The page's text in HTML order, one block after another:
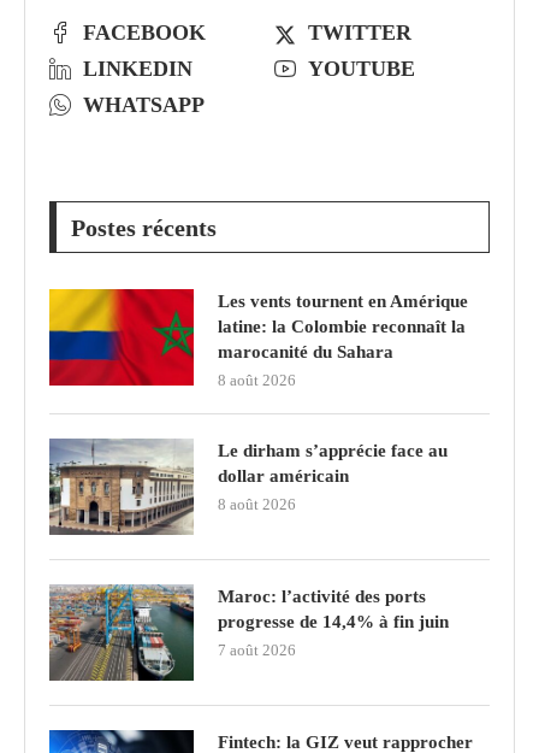
FACEBOOK
TWITTER
LINKEDIN
YOUTUBE
WHATSAPP
Postes récents
Les vents tournent en Amérique
latine: la Colombie reconnaît la
marocanité du Sahara
8 août 2026
Le dirham s’apprécie face au
dollar américain
8 août 2026
Maroc: l’activité des ports
progresse de 14,4% à fin juin
7 août 2026
Fintech: la GIZ veut rapprocher